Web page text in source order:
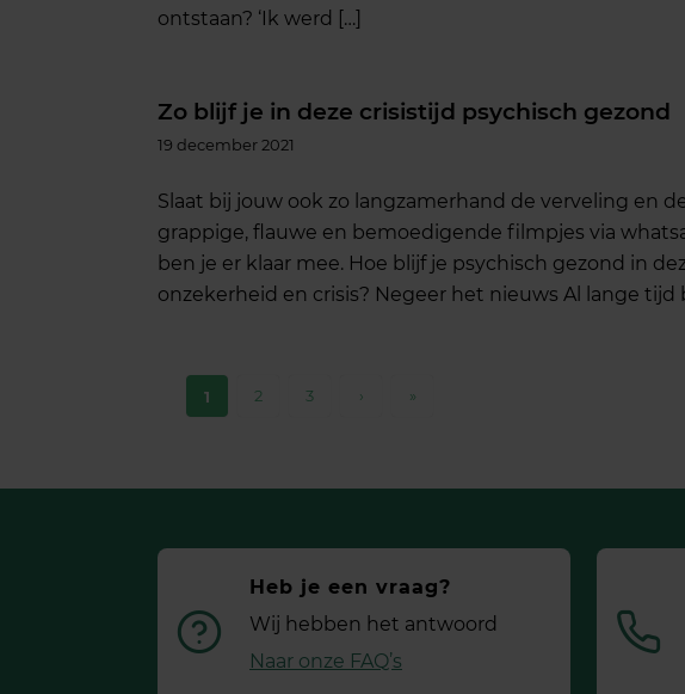
ontstaan? ‘Ik werd […]
Zo blijf je in deze crisistijd psychisch gezond
19 december 2021
Slaat bij jouw ook zo langzamerhand de verveling en
grappige, flauwe en bemoedigende filmpjes via
ben je er klaar mee. Hoe blijf je psychisch gezond in
onzekerheid en crisis? Negeer het nieuws Al lange
1 2 3 › »
Heb je een vraag?
Wij hebben het antwoord
Naar onze FAQ’s